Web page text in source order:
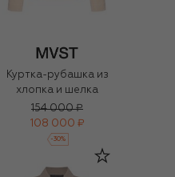
Куртка-рубашка из
хлопка и шелка
154 000 ₽
108 000 ₽
-30%